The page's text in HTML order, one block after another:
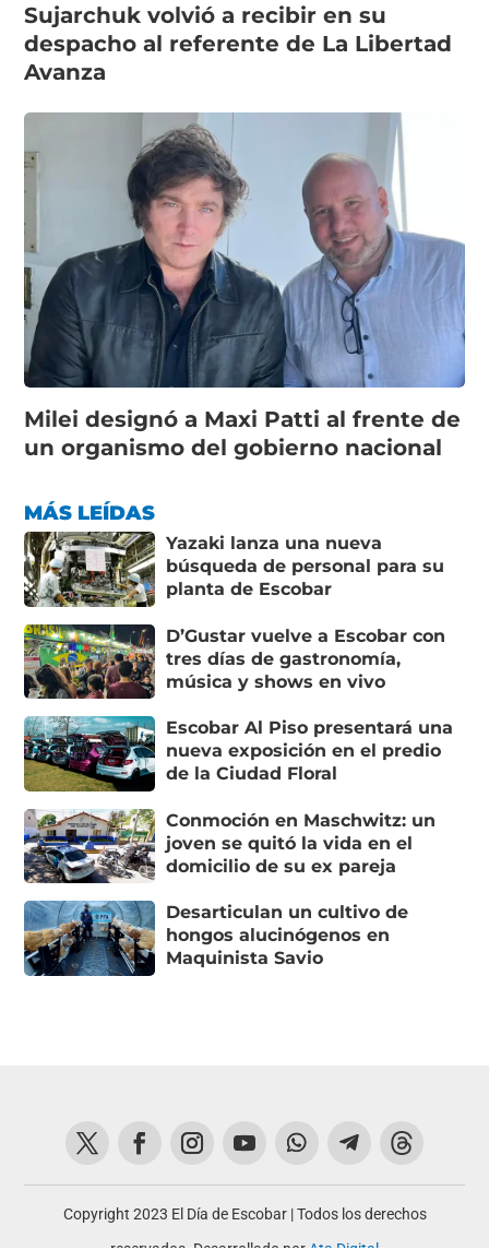
Sujarchuk volvió a recibir en su
despacho al referente de La Libertad
Avanza
Milei designó a Maxi Patti al frente de
un organismo del gobierno nacional
MÁS LEÍDAS
Yazaki lanza una nueva
búsqueda de personal para su
planta de Escobar
D’Gustar vuelve a Escobar con
tres días de gastronomía,
música y shows en vivo
Escobar Al Piso presentará una
nueva exposición en el predio
de la Ciudad Floral
Conmoción en Maschwitz: un
joven se quitó la vida en el
domicilio de su ex pareja
Desarticulan un cultivo de
hongos alucinógenos en
Maquinista Savio
Copyright 2023 El Día de Escobar | Todos los derechos